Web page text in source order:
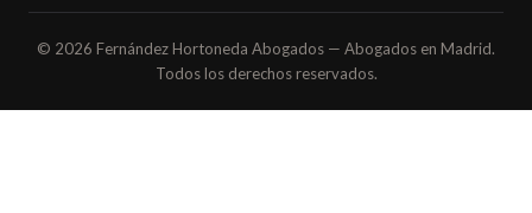
© 2026 Fernández Hortoneda Abogados — Abogados en Madrid.
Todos los derechos reservados.